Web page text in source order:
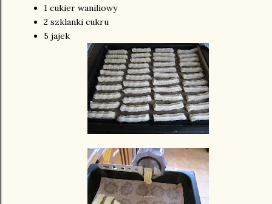
1 cukier waniliowy
2 szklanki cukru
5 jajek